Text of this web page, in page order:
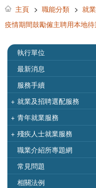
主頁 > 職能分類 > 就
疫情期間鼓勵僱主聘用本地
執行單位
最新消息
服務手續
+ 就業及招聘選配服務
+ 青年就業服務
+ 殘疾人士就業服務
職業介紹所專題網
常見問題
相關法例